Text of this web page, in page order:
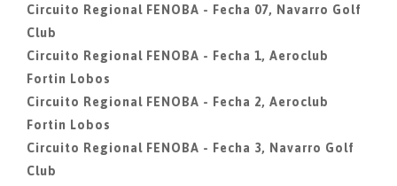
Circuito Regional FENOBA - Fecha 07, Navarro Golf
Club
Circuito Regional FENOBA - Fecha 1, Aeroclub
Fortin Lobos
Circuito Regional FENOBA - Fecha 2, Aeroclub
Fortin Lobos
Circuito Regional FENOBA - Fecha 3, Navarro Golf
Club